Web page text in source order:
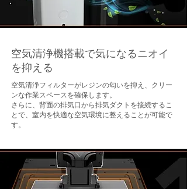
空気清浄機搭載で気になるニオイ
を抑える
空気清浄フィルターがレジンの匂いを抑え、クリー
ンな作業スペースを確保します。
さらに、背面の排気口から排気ダクトを接続するこ
とで、室内を快適な空気環境に整えることが可能で
す。